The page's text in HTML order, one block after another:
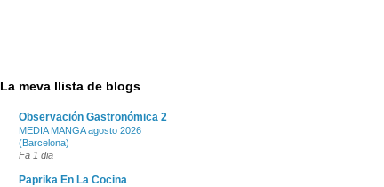
La meva llista de blogs
Observación Gastronómica 2
MEDIA MANGA agosto 2026
(Barcelona)
Fa 1 dia
Paprika En La Cocina